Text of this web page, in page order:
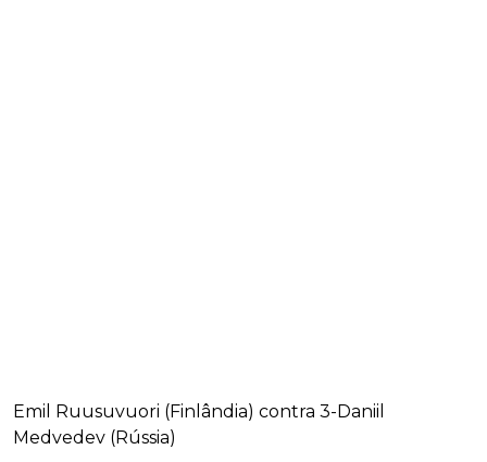
Emil Ruusuvuori (Finlândia) contra 3-Daniil
Medvedev (Rússia)